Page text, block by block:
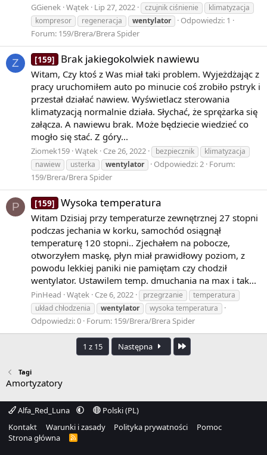
GGienek Wątek Lip 27, 2022 czujnik ciśnienie
klimatyzacja
kompresor
regeneracja wentylator
Odpowiedzi: 1
Forum: 159/Brera/Brera Spider
Z [159] Brak jakiegokolwiek nawiewu
Witam, Czy ktoś z Was miał taki problem. Wyjeżdżając z
pracy uruchomiłem auto po minucie coś zrobiło pstryk i
przestał działać nawiew. Wyświetlacz sterowania
klimatyzacją normalnie działa. Słychać, że sprężarka się
załącza. A nawiewu brak. Może będziecie wiedzieć co
mogło się stać. Z góry...
Ziomek159 Wątek Cze 26, 2022 bezpiecznik
klimatyzacja
nawiew
usterka wentylator Odpowiedzi: 2 Forum:
159/Brera/Brera Spider
P [159] Wysoka temperatura
Witam Dzisiaj przy temperaturze zewnętrznej 27 stopni
podczas jechania w korku, samochód osiągnął
temperaturę 120 stopni.. Zjechałem na pobocze,
otworzyłem maskę, płyn miał prawidłowy poziom, z
powodu lekkiej paniki nie pamiętam czy chodził
wentylator. Ustawilem temp. dmuchania na max i tak...
PinHead Wątek Cze 6, 2022 przegrzanie
temperatura
układ chłodzenia
wentylator wysoka temperatura
Odpowiedzi: 0 Forum: 159/Brera/Brera Spider
1 z 15 Następna
Tagi
Amortyzatory
Alfa_Red_Luna
Polski (PL)
Kontakt
Warunki i zasady Polityka prywatności
Pomoc
Strona główna
R